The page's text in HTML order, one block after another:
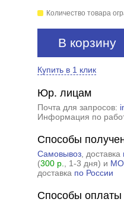
Количество товара
В корзину
Купить в 1 клик
Юр. лицам
Почта для запросов:
Информация по
Способы
Самовывоз, доставка
(300 р. , 1-3 дня) и МО,
доставка по России
Способы оплаты